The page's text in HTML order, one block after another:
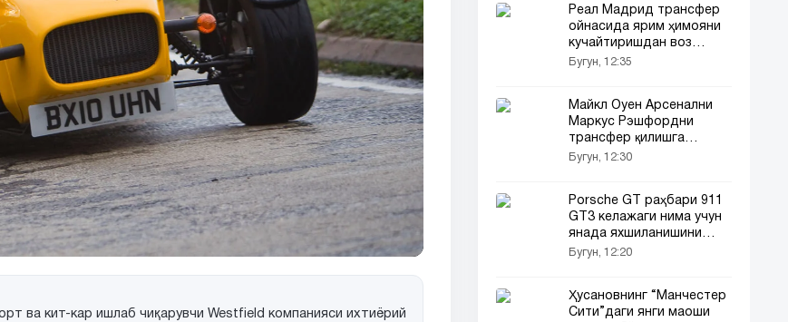
ва кит-кар ишлаб чиқарувчи Westfield компанияси ихтиёрий
Реал Мадрид трансфер
ойнасида ярим ҳимояни
кучайтиришдан воз
кечди
Бугун, 12:35
Майкл Оуен Арсенални
Маркус Рэшфордни
трансфер қилишга
чақирди
Бугун, 12:30
Porsche GT раҳбари 911
GT3 келажаги нима учун
янада яхшиланишини
айтди
Бугун, 12:20
Ҳусановнинг “Манчестер
Сити”даги янги маоши